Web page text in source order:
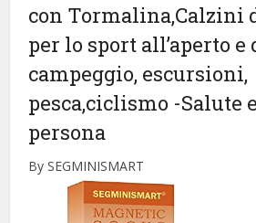
con Tormalina,Calzini
per lo sport all’aperto e
campeggio, escursioni,
pesca,ciclismo -Salute
persona
By SEGMINISMART